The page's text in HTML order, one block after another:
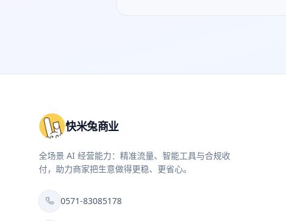
快米兔商业
全场景 AI 经营能力：精准流量、智能工具与合规收
付，助力商家把生意做得更稳、更省心。
0571-83085178